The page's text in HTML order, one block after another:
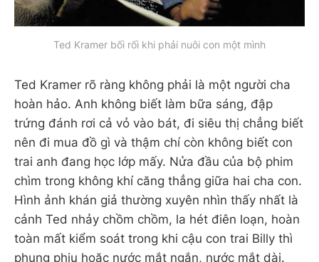
Ted Kramer bối rối khi phải nuôi con một mình
Ted Kramer rõ ràng không phải là một người cha
hoàn hảo. Anh không biết làm bữa sáng, đập
trứng đánh rơi cả vỏ vào bát, đi siêu thị chẳng biết
nên đi mua đồ gì và thậm chí còn không biết con
trai anh đang học lớp mấy. Nửa đầu của bộ phim
chìm trong không khí căng thẳng giữa hai cha con.
Hình ảnh khán giả thường xuyên nhìn thấy nhất là
cảnh Ted nhảy chồm chồm, la hét điên loạn, hoàn
toàn mất kiểm soát trong khi cậu con trai Billy thì
phụng phịu hoặc nước mắt ngắn, nước mắt dài.